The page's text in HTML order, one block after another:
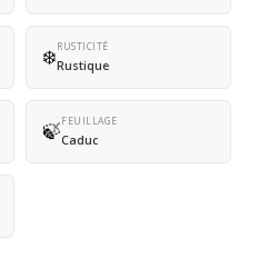
❄️RUSTICITÉ
Rustique
🍃FEUILLAGE
Caduc